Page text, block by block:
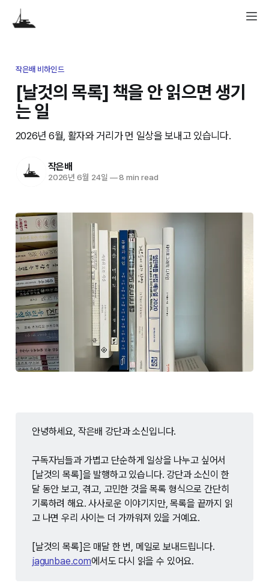
작은배 비하인드
[날것의 목록] 책을 안 읽으면 생기
는 일
2026년 6월, 활자와 거리가 먼 일상을 보내고 있습니다.
작은배
2026년 6월 24일 —8 min read
안녕하세요, 작은배 강단과 소신입니다.
구독자님들과 가볍고 단순하게 일상을 나누고 싶어서
[날것의 목록]을 발행하고 있습니다. 강단과 소신이 한
달 동안 보고, 겪고, 고민한 것을 목록 형식으로 간단히
기록하려 해요. 사사로운 이야기지만, 목록을 끝까지 읽
고 나면 우리 사이는 더 가까워져 있을 거예요.
[날것의 목록]은 매달 한 번, 메일로 보내드립니다.
jagunbae.com에서도 다시 읽을 수 있어요.